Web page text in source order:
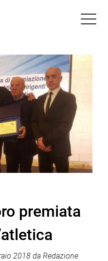

premiata
2018 da Redazione